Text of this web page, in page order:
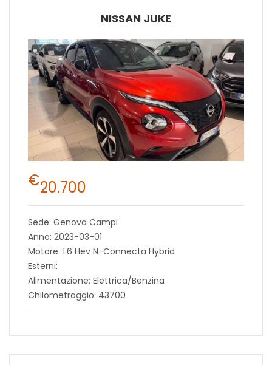
NISSAN JUKE
€20.700
Sede: Genova Campi
Anno: 2023-03-01
Motore: 1.6 Hev N-Connecta Hybrid
Esterni:
Alimentazione: Elettrica/Benzina
Chilometraggio: 43700